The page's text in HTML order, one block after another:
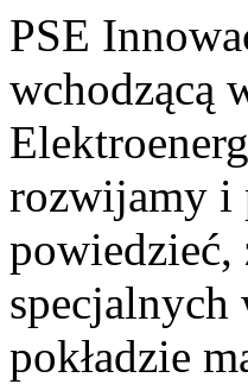
PSE
wchodzącą
rozwijamy i
powiedzieć,
specjalnych
pokładzie